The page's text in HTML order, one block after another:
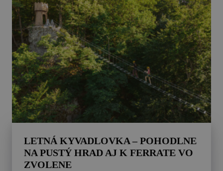
LETNÁ KYVADLOVKA – POHODLNE
NA PUSTÝ HRAD AJ K FERRATE VO
ZVOLENE